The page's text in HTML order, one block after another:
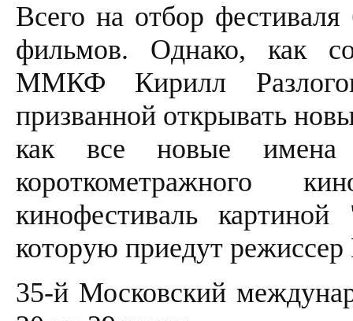
Всего на отбор
фильмов. Однако, как
ММКФ Кирилл
призванной открывать
как все новые имена
короткометражного
кинофестиваль
которую приедут
35-й Московский